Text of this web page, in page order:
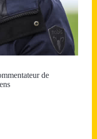
de